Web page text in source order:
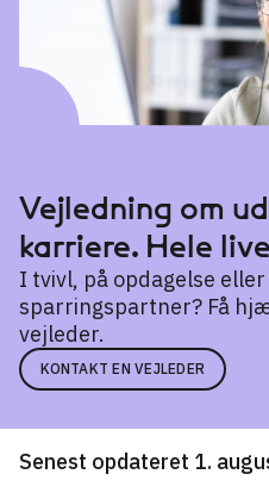
Vejledning om
karriere. Hele
I tvivl, på opdagelse
sparringspartner? Få
vejleder.
KONTAKT EN VEJLEDER
Senest opdateret 1.